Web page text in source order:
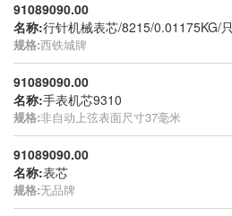
91089090.00
名称:行针机械表芯/8215/0.01175KG/只
规格:西铁城牌
91089090.00
名称:手表机芯9310
规格:非自动上弦表面尺寸37毫米
91089090.00
名称:表芯
规格:无品牌